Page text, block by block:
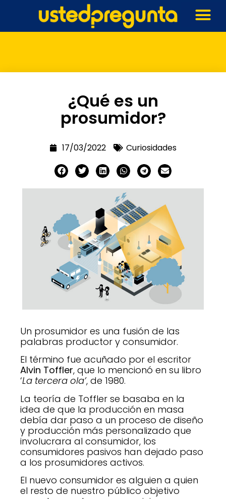
¿Qué es un
prosumidor?
17/03/2022 Curiosidades
Un prosumidor es una fusión de las
palabras productor y consumidor.
El término fue acuñado por el escritor
Alvin Toffler, que lo mencionó en su libro
‘La tercera ola’, de 1980.
La teoría de Toffler se basaba en la
idea de que la producción en masa
debía dar paso a un proceso de diseño
y producción más personalizado que
involucrara al consumidor, los
consumidores pasivos han dejado paso
a los prosumidores activos.
El nuevo consumidor es alguien a quien
el resto de nuestro público objetivo